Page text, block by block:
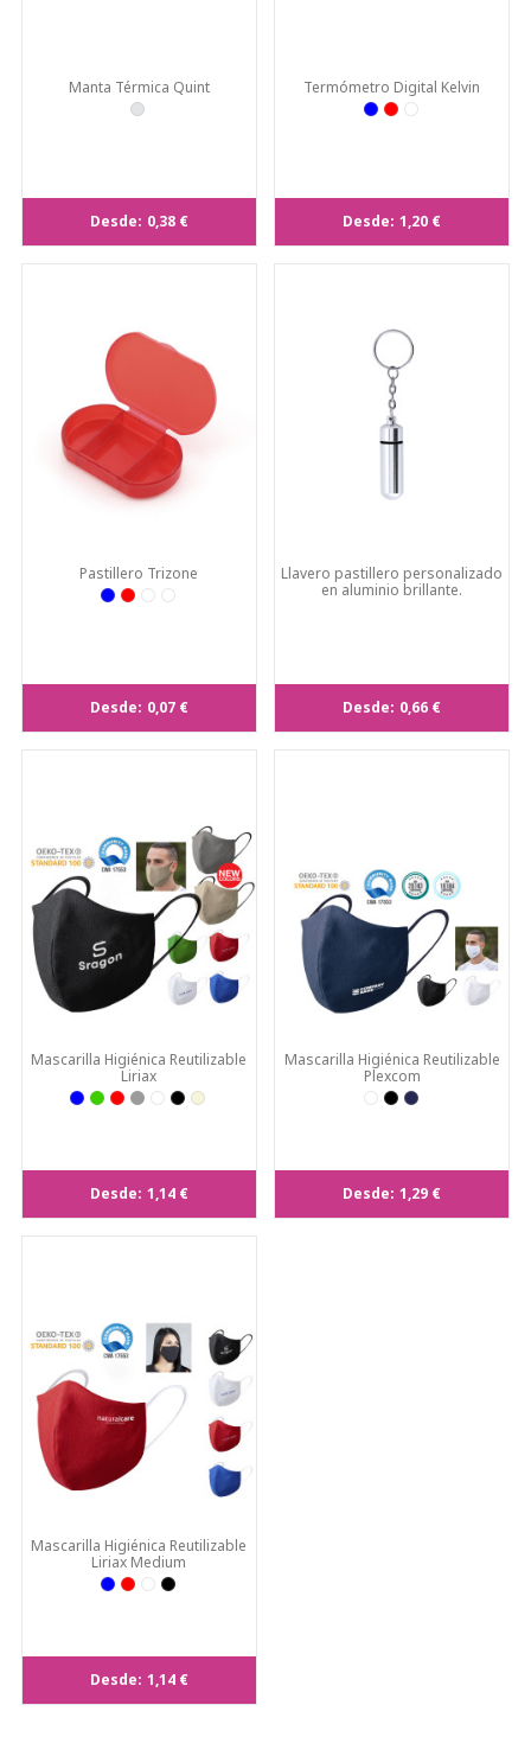
Manta Térmica Quint
Desde: 0,38 €
Termómetro Digital Kelvin
Desde: 1,20 €
Pastillero Trizone
Desde: 0,07 €
Llavero pastillero personalizado
en aluminio brillante.
Desde: 0,66 €
Mascarilla Higiénica Reutilizable
Liriax
Desde: 1,14 €
Mascarilla Higiénica Reutilizable
Plexcom
Desde: 1,29 €
Mascarilla Higiénica Reutilizable
Liriax Medium
Desde: 1,14 €